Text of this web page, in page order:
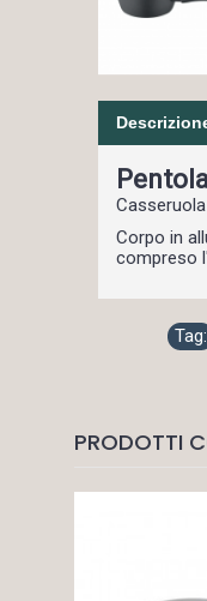
Corpo in
compreso
Tag:
PRODOTTI